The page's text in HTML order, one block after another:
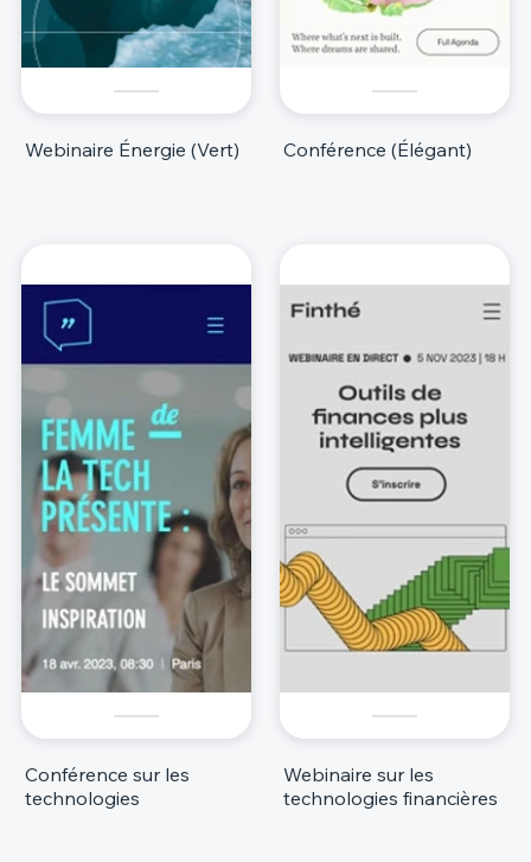
Webinaire Énergie (Vert) Conférence (Élégant)
Conférence sur les
technologies
Webinaire sur les
technologies financières